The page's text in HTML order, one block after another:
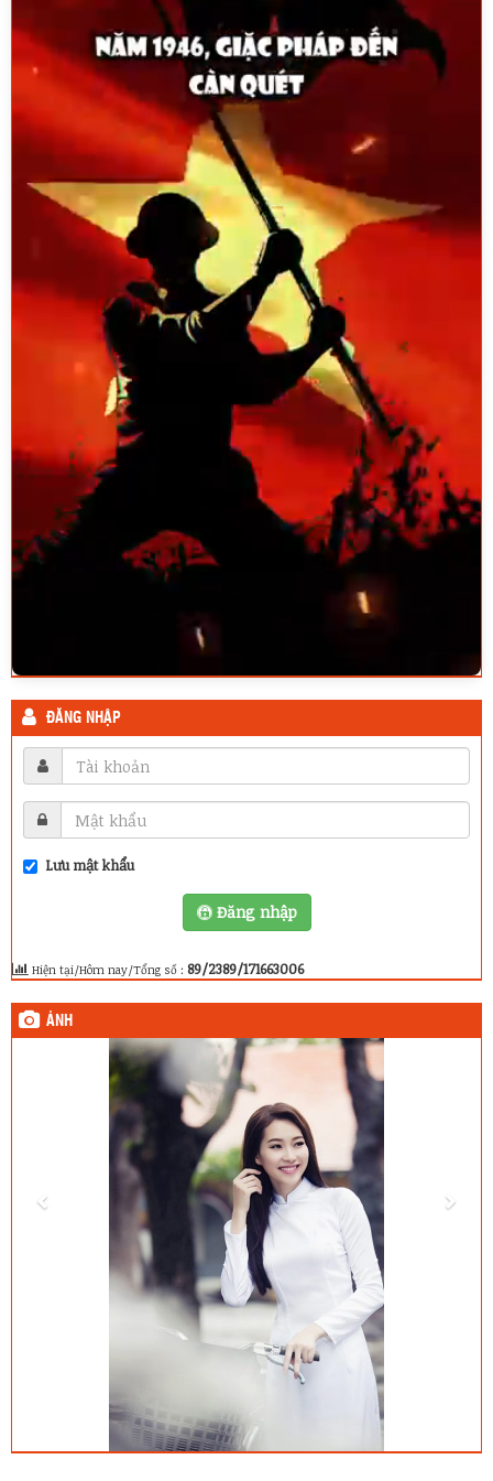
ĐĂNG NHẬP
Lưu mật khẩu
Đăng nhập
Hiện tại/Hôm nay/Tổng số : 89/2389/171663006
ẢNH
Sinh nhật hôm qua (8/8) :
1) Lê Ngọc Huyền (10A9)
2) Nguyễn Quốc Quân (11A6)
3) Cao Xuân Thành (11A7)
6) Bùi Lâm Bảo Ngọc (12A11)
Sinh nhật hôm nay (9/8) :
1) Phạm Dạ Thảo (11A4)
2) Kiều Thị Xuân Thư (12A2)